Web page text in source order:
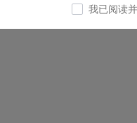
我已阅读